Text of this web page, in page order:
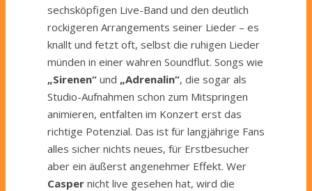
sechsköpfigen Live-Band und den deutlich
rockigeren Arrangements seiner Lieder – es
knallt und fetzt oft, selbst die ruhigen Lieder
münden in einer wahren Soundflut. Songs wie
„Sirenen“ und „Adrenalin“, die sogar als
Studio-Aufnahmen schon zum Mitspringen
animieren, entfalten im Konzert erst das
richtige Potenzial. Das ist für langjährige Fans
alles sicher nichts neues, für Erstbesucher
aber ein äußerst angenehmer Effekt. Wer
Casper nicht live gesehen hat, wird die